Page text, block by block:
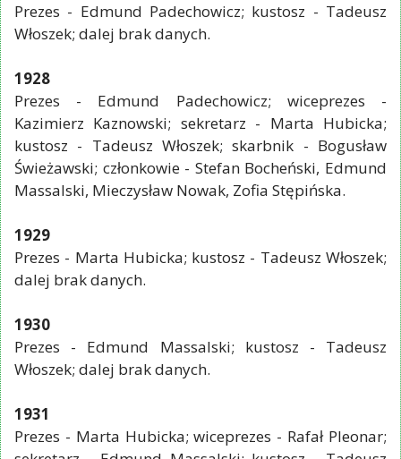
Prezes - Edmund Padechowicz; kustosz - Tadeusz
Włoszek; dalej brak danych.
1928
Prezes - Edmund Padechowicz; wiceprezes -
Kazimierz Kaznowski; sekretarz - Marta Hubicka;
kustosz - Tadeusz Włoszek; skarbnik - Bogusław
Świeżawski; członkowie - Stefan Bocheński, Edmund
Massalski, Mieczysław Nowak, Zofia Stępińska.
1929
Prezes - Marta Hubicka; kustosz - Tadeusz Włoszek;
dalej brak danych.
1930
Prezes - Edmund Massalski; kustosz - Tadeusz
Włoszek; dalej brak danych.
1931
Prezes - Marta Hubicka; wiceprezes - Rafał Pleonar;